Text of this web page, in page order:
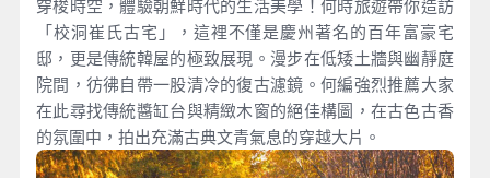
穿梭時空，體驗朝鮮時代的生活美學！何時旅遊帶你造訪
「校洞崔氏古宅」，這裡不僅是慶州著名的百年富豪宅
邸，更是傳統韓屋的極致展現。漫步在低矮土牆與幽靜庭
院間，彷彿自帶一股清冷的復古濾鏡。何編強烈推薦大家
在此尋找傳統醬缸台與精緻木窗的絕佳構圖，在古色古香
的氛圍中，拍出充滿古典文青氣息的穿越大片。